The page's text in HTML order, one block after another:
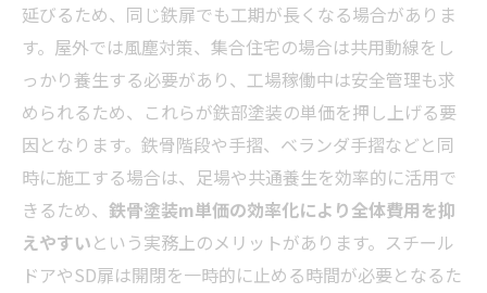
延びるため、同じ鉄扉でも工期が長くなる場合がありま
す。屋外では風塵対策、集合住宅の場合は共用動線をし
っかり養生する必要があり、工場稼働中は安全管理も求
められるため、これらが鉄部塗装の単価を押し上げる要
因となります。鉄骨階段や手摺、ベランダ手摺などと同
時に施工する場合は、足場や共通養生を効率的に活用で
きるため、 鉄骨塗装m単価の効率化により全体費用を抑
えやすいという実務上のメリットがあります。スチール
ドアやSD扉は開閉を一時的に止める時間が必要となるた